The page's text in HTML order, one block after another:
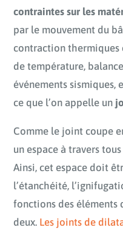
contraintes sur les
par le mouvement du
contraction thermiques
de température,
événements sismiques,
ce que l’on appelle un
Comme le joint coupe
un espace à travers
Ainsi, cet espace doit
l’étanchéité,
fonctions des éléments
deux. Les joints de